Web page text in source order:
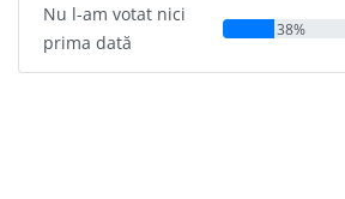
Nu l-am votat nici
prima dată
38%